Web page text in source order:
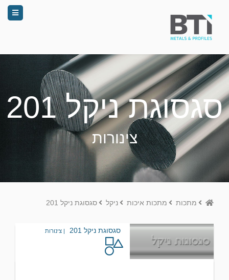
סגסוגת ניקל 201
צינורות
Homeמתכות מתכות איכות ניקל סגסוגת ניקל 201
סגסוגת ניקל 201 | צינורות